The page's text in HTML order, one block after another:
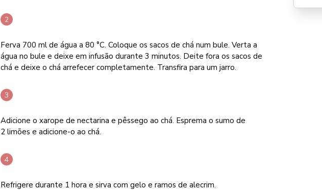
Ferva 700 ml de água a 80 °C. Coloque os sacos de chá num bule. Verta a
água no bule e deixe em infusão durante 3 minutos. Deite fora os sacos de
chá e deixe o chá arrefecer completamente. Transfira para um jarro.
Adicione o xarope de nectarina e pêssego ao chá. Esprema o sumo de
2 limões e adicione-o ao chá.
Refrigere durante 1 hora e sirva com gelo e ramos de alecrim.